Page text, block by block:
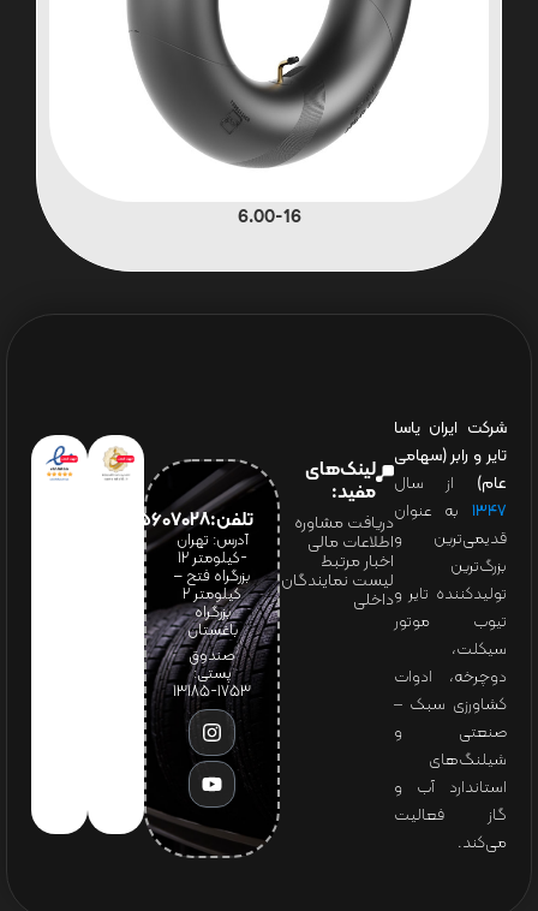
6.00-16
شرکت ایران یاسا
تایر و رابر (سهامی
عام) از سال
۱۳۴۷ به عنوان
قدیمی‌ترین و
بزرگ‌ترین
تولیدکننده تایر و
تیوب موتور
سیکلت،
دوچرخه، ادوات
کشاورزی سبک –
صنعتی و
شیلنگ‌های
استاندارد آب و
گاز فعالیت
می‌کند.
لینک‌های
مفید:
دریافت مشاوره
اطلاعات مالی
اخبار مرتبط
لیست نمایندگان
داخلی
تلفن:65607028(021)
آدرس: تهران
-کیلومتر 12
بزرگراه فتح –
کیلومتر ۲
بزرگراه
باغستان
صندوق
پستی:
1753-13185